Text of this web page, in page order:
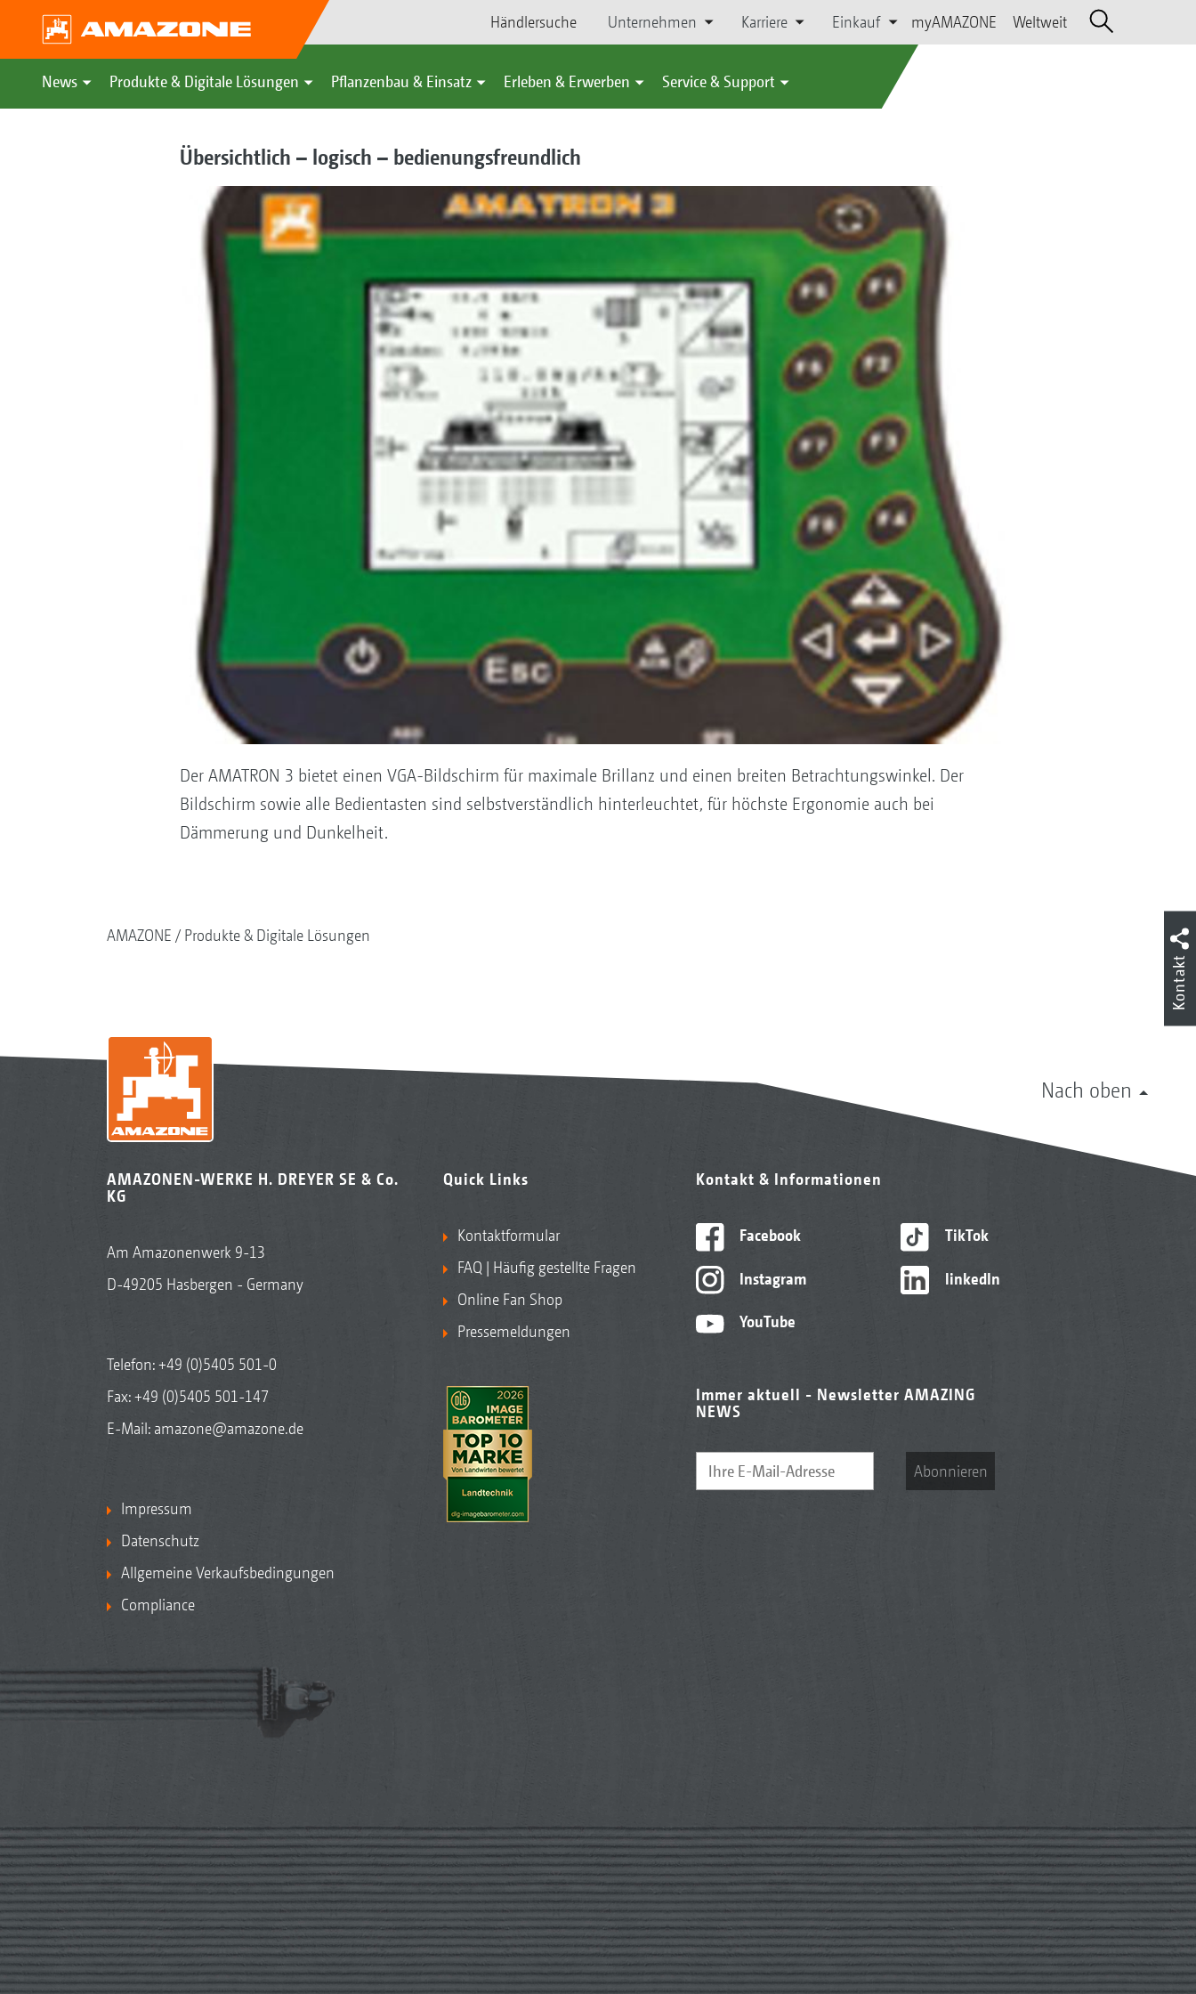
Händlersuche Unternehmen Karriere Einkauf myAMAZONE Weltweit
News Produkte & Digitale Lösungen Pflanzenbau & Einsatz Erleben & Erwerben Service & Support
Übersichtlich – logisch – bedienungsfreundlich
Der AMATRON 3 bietet einen VGA-Bildschirm für maximale Brillanz und einen breiten Betrachtungswinkel. Der
Bildschirm sowie alle Bedientasten sind selbstverständlich hinterleuchtet, für höchste Ergonomie auch bei
Dämmerung und Dunkelheit.
AMAZONE Produkte & Digitale Lösungen
Nach oben
AMAZONEN-WERKE H. DREYER SE & Co.
KG
Am Amazonenwerk 9-13
D-49205 Hasbergen - Germany
Telefon:+49 (0)5405 501-0
Fax: +49 (0)5405 501-147
E-Mail: amazone@amazone.de
Impressum
Datenschutz
Allgemeine Verkaufsbedingungen
Compliance
Quick Links
Kontaktformular
FAQ | Häufig gestellte Fragen
Online Fan Shop
Pressemeldungen
Kontakt & Informationen
Facebook
Instagram
YouTube
TikTok
linkedIn
Immer aktuell - Newsletter AMAZING
NEWS
Abonnieren
Kontakt